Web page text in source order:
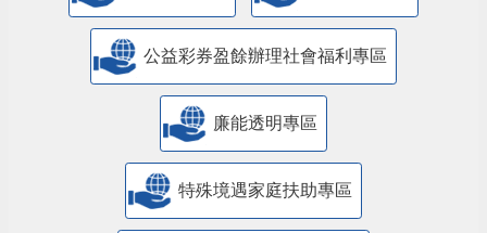
公益彩券盈餘辦理社會福利專區
廉能透明專區
特殊境遇家庭扶助專區